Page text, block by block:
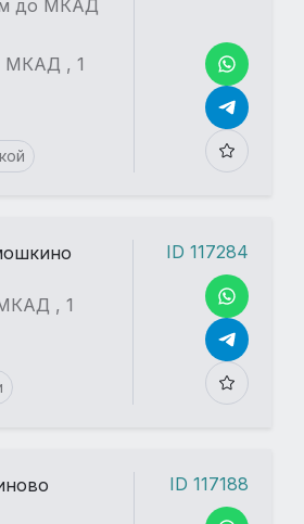
до МКАД
МКАД , 1
, 1
ID 117284
ID 117188